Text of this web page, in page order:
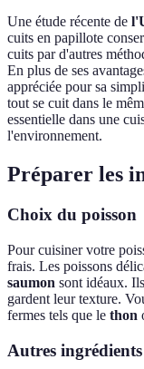
Une étude récente de
cuits en papillote
cuits par d'autres
En plus de ses
appréciée pour sa
tout se cuit dans le
essentielle dans une
l'environnement.
Préparer les
Choix du poisson
Pour cuisiner votre
frais. Les poissons
saumon sont idéaux.
gardent leur texture.
fermes tels que le thon
Autres ingrédients